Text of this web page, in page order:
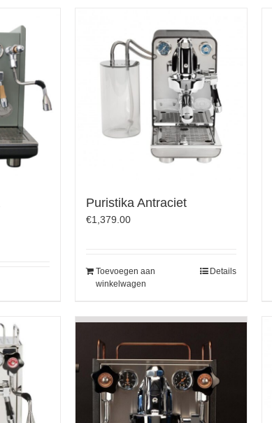
Puristika Antraciet
€1,379.00
Toevoegen aan
winkelwagen
Details